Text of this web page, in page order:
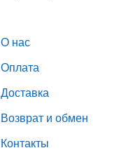
О нас
Оплата
Доставка
Возврат и обмен
Контакты